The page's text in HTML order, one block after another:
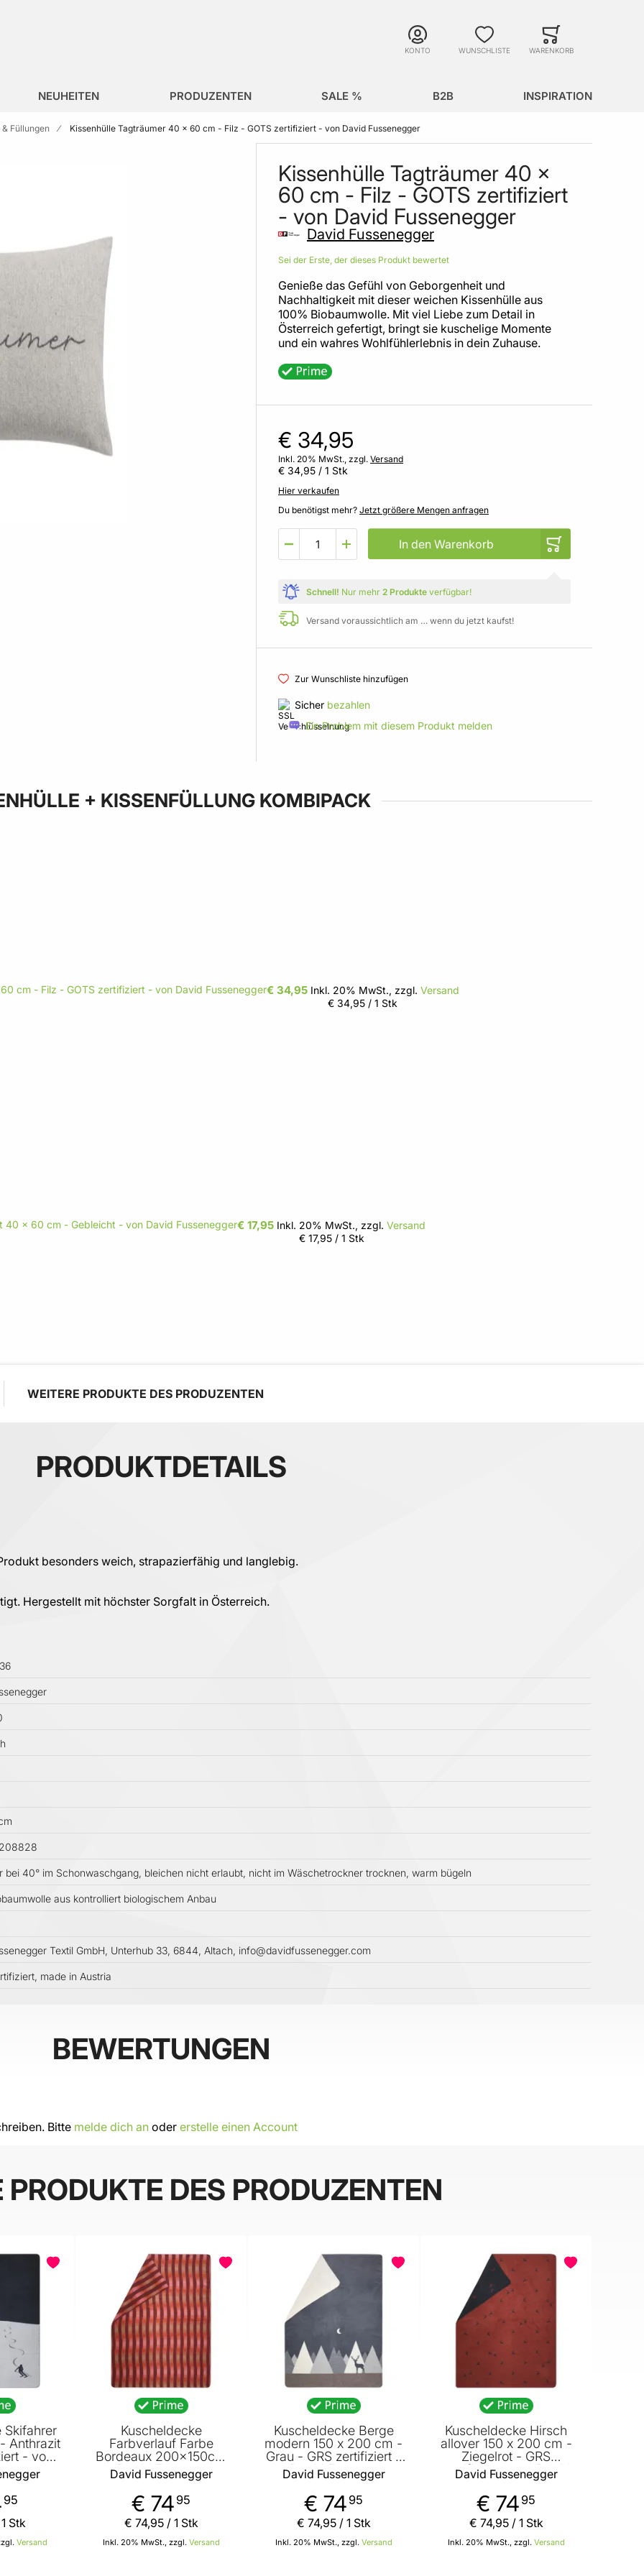
KONTO WUNSCHLISTE WARENKORB
NEUHEITEN PRODUZENTEN SALE % B2B INSPIRATION
Füllungen Kissenhülle Tagträumer 40 x 60 cm - Filz - GOTS zertifiziert - von David Fussenegger
Kissenhülle Tagträumer 40 x
60 cm - Filz - GOTS zertifiziert
- von David Fussenegger
David Fussenegger
Sei der Erste, der dieses Produkt bewertet
Genieße das Gefühl von Geborgenheit und
Nachhaltigkeit mit dieser weichen Kissenhülle aus
100% Biobaumwolle. Mit viel Liebe zum Detail in
Österreich gefertigt, bringt sie kuschelige Momente
und ein wahres Wohlfühlerlebnis in dein Zuhause.
€ 34,95
Inkl. 20% MwSt., zzgl. Versand
€ 34,95 / 1 Stk
Hier verkaufen
Du benötigst mehr? Jetzt größere Mengen anfragen
In den Warenkorb
Schnell! Nur mehr 2 Produkte verfügbar!
Versand voraussichtlich am … wenn du jetzt kaufst!
Zur Wunschliste hinzufügen
Sicher bezahlen
Ein Problem mit diesem Produkt melden
+ KISSENFÜLLUNG KOMBIPACK
cm - Filz - GOTS zertifiziert - von David Fussenegger€ 34,95 Inkl. 20% MwSt., zzgl. Versand
€ 34,95 / 1 Stk
40 x 60 cm - Gebleicht - von David Fussenegger€ 17,95 Inkl. 20% MwSt., zzgl. Versand
€ 17,95/ 1 Stk
WEITERE PRODUKTE DES PRODUZENTEN
PRODUKTDETAILS
besonders weich, strapazierfähig und langlebig.
Hergestellt mit höchster Sorgfalt in Österreich.
bei 40° im Schonwaschgang, bleichen nicht erlaubt, nicht im Wäschetrockner trocknen, warm bügeln
aus kontrolliert biologischem Anbau
Textil GmbH, Unterhub 33, 6844, Altach, info@davidfussenegger.com
made in Austria
BEWERTUNGEN
Bitte melde dich an oder erstelle einen Account
PRODUKTE DES PRODUZENTEN
Skifahrer
Anthrazit
- von
95
Versand
Stk
Kuscheldecke
Farbverlauf Farbe
Bordeaux 200x150cm
von David Fussenegger
David Fussenegger
€ 74 95
Inkl. 20% MwSt., zzgl. Versand
€ 74,95/ 1 Stk
Kuscheldecke Berge
modern 150 x 200 cm -
Grau - GRS zertifiziert -
von David Fussenegger
David Fussenegger
€ 74 95
Inkl. 20% MwSt., zzgl. Versand
€ 74,95/ 1 Stk
Kuscheldecke Hirsch
allover 150 x 200 cm -
Ziegelrot - GRS
zertifiziert - von David
Fussenegger
David Fussenegger
€ 74 95
Inkl. 20% MwSt., zzgl. Versand
€ 74,95/ 1 Stk